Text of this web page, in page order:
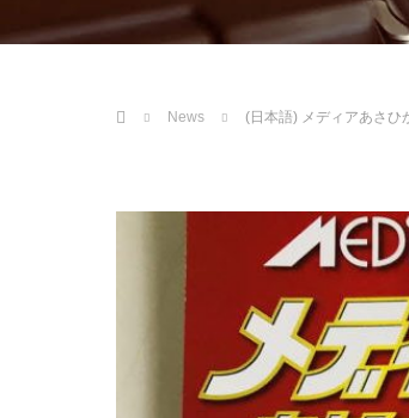
News
(日本語) メディアあさひ